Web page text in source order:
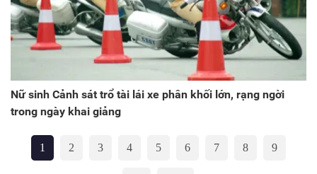
Nữ sinh Cảnh sát trổ tài lái xe phân khối lớn, rạng ngời
trong ngày khai giảng
1 2 3 4 5 6 7 8 9